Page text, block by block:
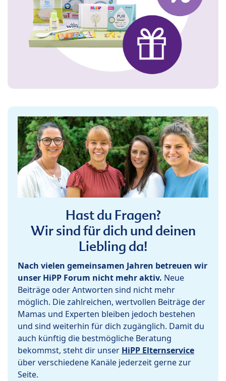
Hast du Fragen?
Wir sind für dich und deinen
Liebling da!
Nach vielen gemeinsamen Jahren betreuen wir
unser HiPP Forum nicht mehr aktiv. Neue
Beiträge oder Antworten sind nicht mehr
möglich. Die zahlreichen, wertvollen Beiträge der
Mamas und Experten bleiben jedoch bestehen
und sind weiterhin für dich zugänglich. Damit du
auch künftig die bestmögliche Beratung
bekommst, steht dir unser HiPP Elternservice
über verschiedene Kanäle jederzeit gerne zur
Seite.